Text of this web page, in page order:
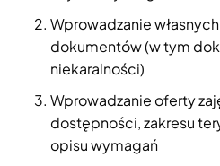
Wprowadzanie
dokumentów (w tym
niekaralności)
Wprowadzanie oferty
dostępności, zakresu
opisu wymagań